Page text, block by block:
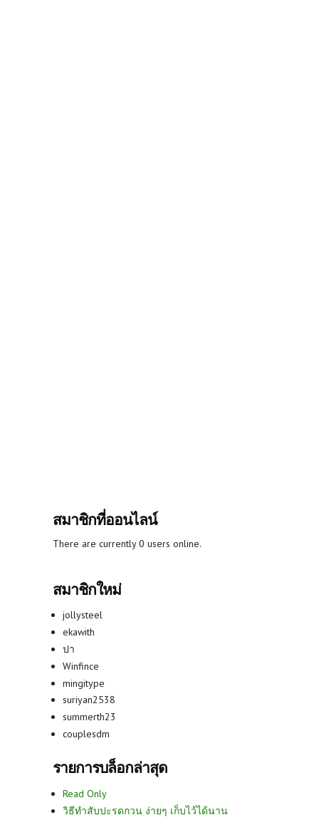
สมาชิกที่ออนไลน์
There are currently 0 users online.
สมาชิกใหม่
jollysteel
ekawith
ปา
Winfince
mingitype
suriyan2538
summerth23
couplesdm
รายการบล็อกล่าสุด
Read Only
วิธีทำสับปะรดกวน ง่ายๆ เก็บไว้ได้นาน